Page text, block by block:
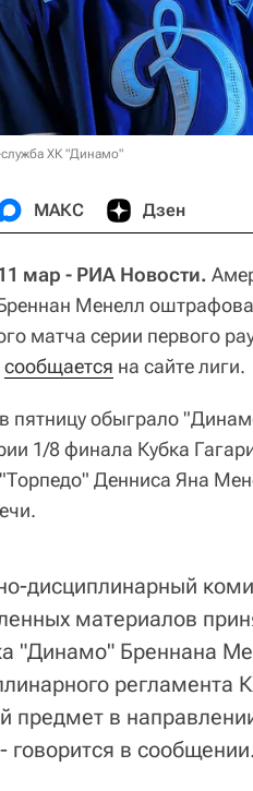
ХК "Динамо"
МАКС Дзен
мар - РИА Новости.
Менелл
матча серии первого
сообщается на сайте лиги.
пятницу обыграло
1/8 финала Кубка
Денниса Яна
дисциплинарный
материалов
"Динамо" Бреннана
предмет в
говорится в сообщении.